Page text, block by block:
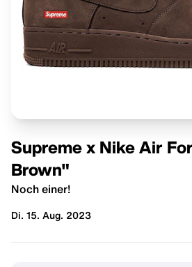
Supreme x Nike Air
Brown"
Noch einer!
Di. 15. Aug. 2023